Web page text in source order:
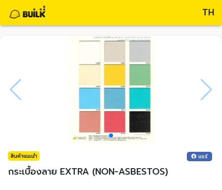
TH
สินค้าแนะนำ แชร์
กระเบื้องลาย EXTRA (NON-ASBESTOS)